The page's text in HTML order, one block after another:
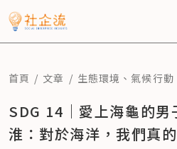
首頁 文章 生態環境 、 氣候行動
SDG 14｜愛上海龜的男
淮：對於海洋，我們真